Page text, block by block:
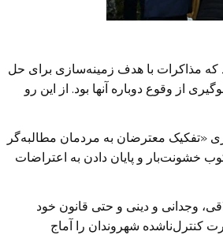
مذاکرات با هدف زمینه‌سازی برای حل
از وقوع دوباره آنها بود. از این رو
«تفکیک معترضان به مردمان مطالبه‌گر
خشونت‌بار و پایان دادن به اعتراضات
با زیر پا گذاشتن موازین اخلاقی، وجدانی و دینی و حتی قانون خود
کنترل‌ناشده شهروندان را آماج